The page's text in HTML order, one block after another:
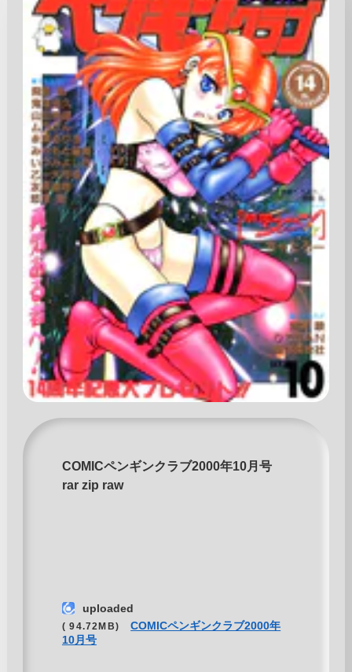
COMICペンギンクラブ2000年10月号
rar zip raw
uploaded
( 94.72MB)
COMICペンギンクラブ2000年
10月号